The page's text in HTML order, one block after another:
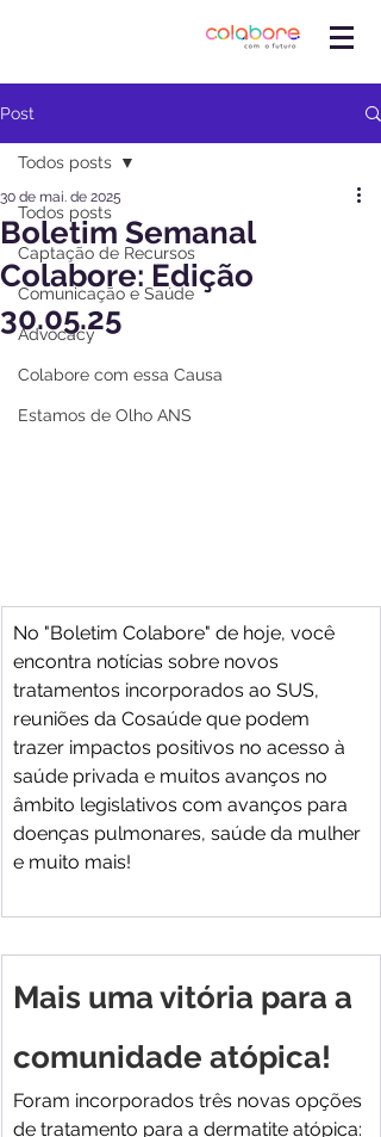
Post
Todos posts
Captação de Recursos
Comunicação e Saúde
Advocacy
Colabore com essa Causa
Estamos de Olho ANS
Todos posts
Boletim Semanal
Colabore: Edição
30.05.25
30 de mai. de 2025
No "Boletim Colabore" de hoje, você
encontra notícias sobre novos
tratamentos incorporados ao SUS,
reuniões da Cosaúde que podem
trazer impactos positivos no acesso à
saúde privada e muitos avanços no
âmbito legislativos com avanços para
doenças pulmonares, saúde da mulher
e muito mais!
Mais uma vitória para a
comunidade atópica!
Foram incorporados três novas opções
de tratamento para a dermatite atópica: